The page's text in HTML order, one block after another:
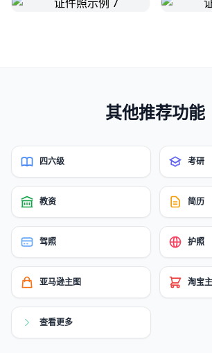
其他推荐功能
四六级 考研
教资 简历
驾照 护照
亚马逊主图 淘宝
查看更多